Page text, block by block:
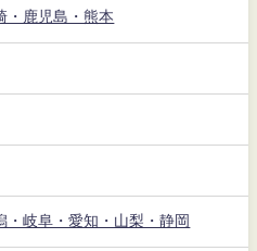
・鹿児島・熊本
岐阜・愛知・山梨・静岡